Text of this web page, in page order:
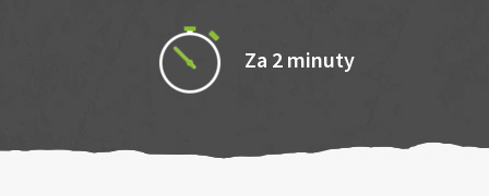
Za 2 minuty